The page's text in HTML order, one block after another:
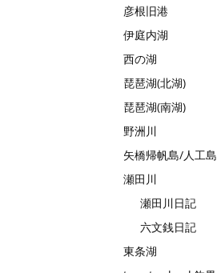
彦根旧港
伊庭内湖
西の湖
琵琶湖(北湖)
琵琶湖(南湖)
野洲川
矢橋帰帆島/人工島
瀬田川
瀬田川日記
六文銭日記
東条湖